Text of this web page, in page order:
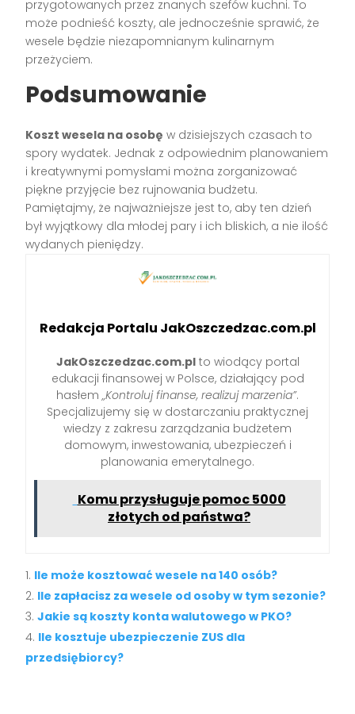
przygotowanych przez znanych szefów kuchni. To
może podnieść koszty, ale jednocześnie sprawić, że
wesele będzie niezapomnianym kulinarnym
przeżyciem.
Podsumowanie
Koszt wesela na osobę w dzisiejszych czasach to
spory wydatek. Jednak z odpowiednim planowaniem
i kreatywnymi pomysłami można zorganizować
piękne przyjęcie bez rujnowania budżetu.
Pamiętajmy, że najważniejsze jest to, aby ten dzień
był wyjątkowy dla młodej pary i ich bliskich, a nie ilość
wydanych pieniędzy.
Redakcja Portalu JakOszczedzac.com.pl
JakOszczedzac.com.plto wiodący portal
edukacji finansowej w Polsce, działający pod
hasłem „Kontroluj finanse, realizuj marzenia”.
Specjalizujemy się w dostarczaniu praktycznej
wiedzy z zakresu zarządzania budżetem
domowym, inwestowania, ubezpieczeń i
planowania emerytalnego.
Komu przysługuje pomoc 5000
złotych od państwa?
Ile może kosztować wesele na 140 osób?
Ile zapłacisz za wesele od osoby w tym sezonie?
Jakie są koszty konta walutowego w PKO?
Ile kosztuje ubezpieczenie ZUS dla
przedsiębiorcy?